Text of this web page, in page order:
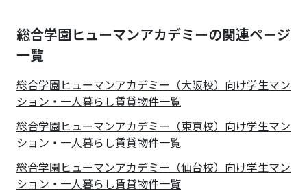
総合学園ヒューマンアカデミーの関連ページ
一覧
総合学園ヒューマンアカデミー（大阪校）向け学生マン
ション・一人暮らし賃貸物件一覧
総合学園ヒューマンアカデミー（東京校）向け学生マン
ション・一人暮らし賃貸物件一覧
総合学園ヒューマンアカデミー（仙台校）向け学生マン
ション・一人暮らし賃貸物件一覧